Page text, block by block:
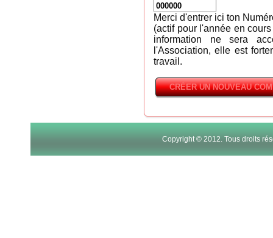
Merci d'entrer ici ton
(actif pour l'année en
information ne sera
l'Association, elle est
travail.
Copyright © 2012. Tous droits